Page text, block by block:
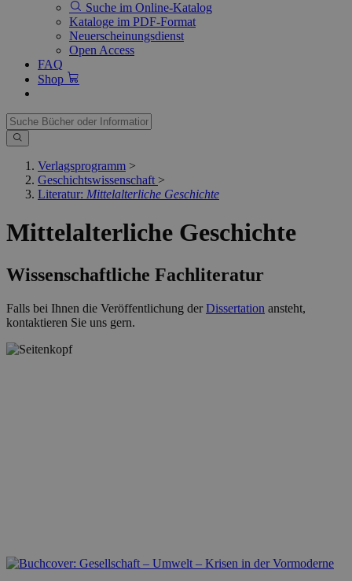
Suche im Online-Katalog
Kataloge im PDF-Format
Neuerscheinungsdienst
Open Access
FAQ
Shop
Verlagsprogramm >
Geschichtswissenschaft >
Literatur: Mittelalterliche Geschichte
Mittelalterliche Geschichte
Wissenschaftliche Fachliteratur
Falls bei Ihnen die Veröffentlichung derDissertation ansteht,
kontaktieren Sie uns gern.